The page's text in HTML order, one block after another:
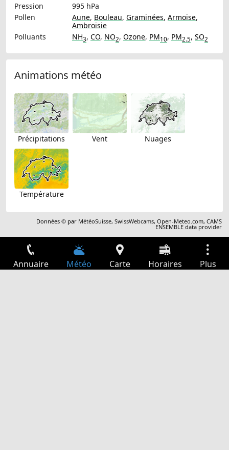
Pression
995 hPa
Pollen
Aune, Bouleau, Graminées, Armoise,
Ambroisie
Polluants
NH3, CO, NO2, Ozone, PM10, PM2.5, SO2
Animations météo
Précipitations Vent Nuages
Température
Données © par MétéoSuisse,SwissWebcams,Open-Meteo.com,CAMS
ENSEMBLE data provider
Annuaire Météo Carte Horaires Plus